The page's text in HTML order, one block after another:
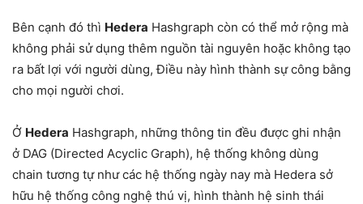
Bên cạnh đó thì Hedera Hashgraph còn có thể mở rộng mà
không phải sử dụng thêm nguồn tài nguyên hoặc không tạo
ra bất lợi với người dùng, Điều này hình thành sự công bằng
cho mọi người chơi.
Ở Hedera Hashgraph, những thông tin đều được ghi nhận
ở DAG (Directed Acyclic Graph), hệ thống không dùng
chain tương tự như các hệ thống ngày nay mà Hedera sở
hữu hệ thống công nghệ thú vị, hình thành hệ sinh thái